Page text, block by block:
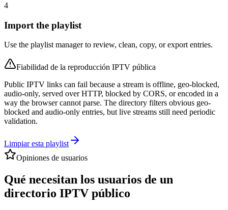
4
Import the playlist
Use the playlist manager to review, clean, copy, or export entries.
Fiabilidad de la reproducción IPTV pública
Public IPTV links can fail because a stream is offline, geo-blocked,
audio-only, served over HTTP, blocked by CORS, or encoded in a
way the browser cannot parse. The directory filters obvious geo-
blocked and audio-only entries, but live streams still need periodic
validation.
Limpiar esta playlist
Opiniones de usuarios
Qué necesitan los usuarios de un
directorio IPTV público